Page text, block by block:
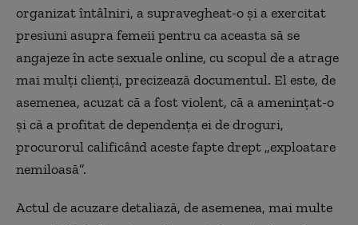
organizat întâlniri, a supravegheat-o şi a exercitat
presiuni asupra femeii pentru ca aceasta să se
angajeze în acte sexuale online, cu scopul de a atrage
mai mulţi clienţi, precizează documentul. El este, de
asemenea, acuzat că a fost violent, că a ameninţat-o
şi că a profitat de dependenţa ei de droguri,
procurorul calificând aceste fapte drept „exploatare
nemiloasă”.
Actul de acuzare detaliază, de asemenea, mai multe